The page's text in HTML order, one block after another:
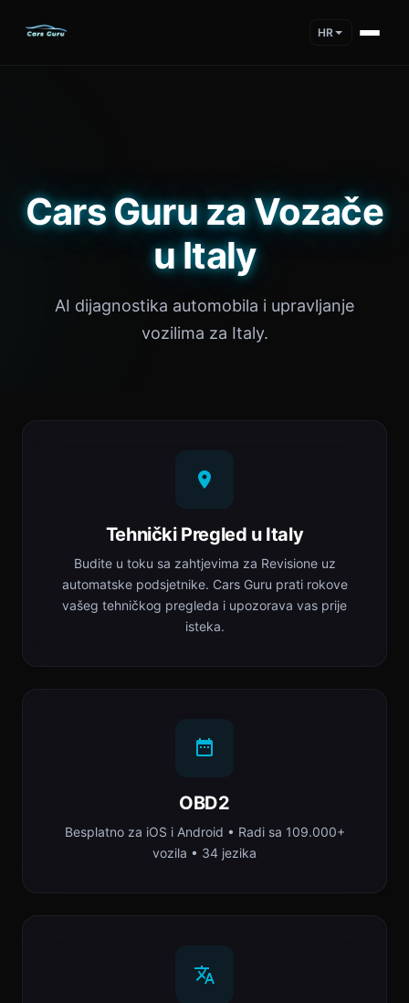
HR
Cars Guru za Vozače
u Italy
AI dijagnostika automobila i upravljanje
vozilima za Italy.
Tehnički Pregled u Italy
Budite u toku sa zahtjevima za Revisione uz
automatske podsjetnike. Cars Guru prati rokove
vašeg tehničkog pregleda i upozorava vas prije
isteka.
OBD2
Besplatno za iOS i Android • Radi sa 109.000+
vozila • 34 jezika